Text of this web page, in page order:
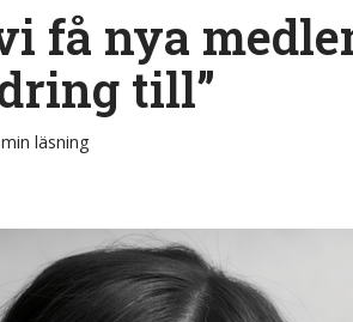
Stadgar
få nya
till”
läsning